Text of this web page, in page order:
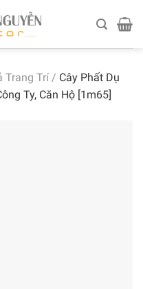
Trang Trí / Cây Phất Dụ
Ty, Căn Hộ [1m65]